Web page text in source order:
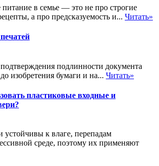
в семье — это не про строгие
а про предсказуемость и... Читать»
подлинности документа
изобретения бумаги и на... Читать»
пластиковые входные и
устойчивы к влаге, перепадам
среде, поэтому их применяют